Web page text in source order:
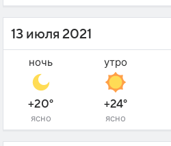
13 июля 2021
ночь
+20°
ясно
утро
+24°
ясно